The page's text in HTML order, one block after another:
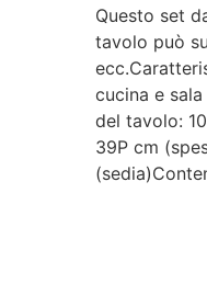
Questo set
tavolo può
cucina e
del tavolo:
39P cm